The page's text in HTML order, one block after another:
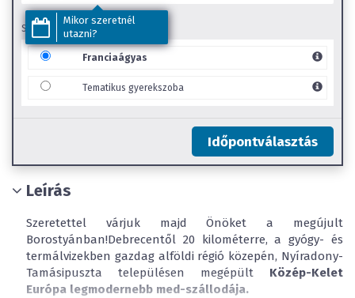
Mikor szeretnél
utazni?
SZOBA TÍPUS
Franciaágyas
Tematikus gyerekszoba
Időpontválasztás
Leírás
Szeretettel várjuk majd Önöket a megújult
Borostyánban!Debrecentől 20 kilométerre, a gyógy- és
termálvizekben gazdag alföldi régió közepén, Nyíradony-
Tamásipuszta településen megépült Közép-Kelet
Európa legmodernebb med-szállodája.